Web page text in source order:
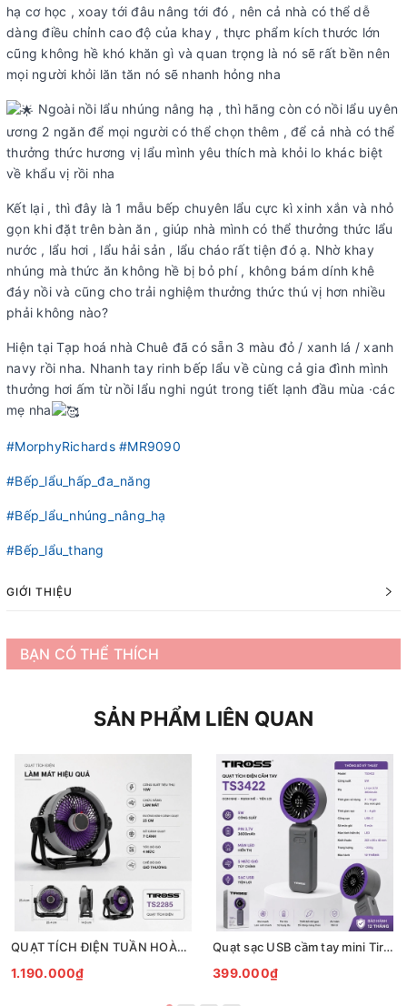
hạ cơ học , xoay tới đâu nâng tới đó , nên cả nhà có thể dễ
dàng điều chỉnh cao độ của khay , thực phẩm kích thước lớn
cũng không hề khó khăn gì và quan trọng là nó sẽ rất bền nên
mọi người khỏi lăn tăn nó sẽ nhanh hỏng nha
Ngoài nồi lẩu nhúng nâng hạ , thì hãng còn có nồi lẩu uyên
ương 2 ngăn để mọi người có thể chọn thêm , để cả nhà có thể
thưởng thức hương vị lẩu mình yêu thích mà khỏi lo khác biệt
về khẩu vị rồi nha
Kết lại , thì đây là 1 mẫu bếp chuyên lẩu cực kì xinh xắn và nhỏ
gọn khi đặt trên bàn ăn , giúp nhà mình có thể thưởng thức lẩu
nước , lẩu hơi , lẩu hải sản , lẩu cháo rất tiện đó ạ. Nhờ khay
nhúng mà thức ăn không hề bị bỏ phí , không bám dính khê
đáy nồi và cũng cho trải nghiệm thưởng thức thú vị hơn nhiều
phải không nào?
Hiện tại Tạp hoá nhà Chuê đã có sẵn 3 màu đỏ / xanh lá / xanh
navy rồi nha. Nhanh tay rinh bếp lẩu về cùng cả gia đình mình
thưởng hơi ấm từ nồi lẩu nghi ngút trong tiết lạnh đầu mùa ·các
mẹ nha
#MorphyRichards #MR9090
#Bếp_lẩu_hấp_đa_năng
#Bếp_lẩu_nhúng_nâng_hạ
#Bếp_lẩu_thang
GIỚI THIỆU
BẠN CÓ THỂ THÍCH
SẢN PHẨM LIÊN QUAN
QUẠT TÍCH ĐIỆN TUẦN HOÀN ĐỂ BÀN TIROSS TS2285
1.190.000₫
Quạt sạc USB cầm tay mini Tiross TS3422
399.000₫